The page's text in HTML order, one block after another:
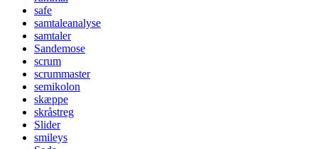
safe
samtaleanalyse
samtaler
Sandemose
scrum
scrummaster
semikolon
skæppe
skråstreg
Slider
smileys